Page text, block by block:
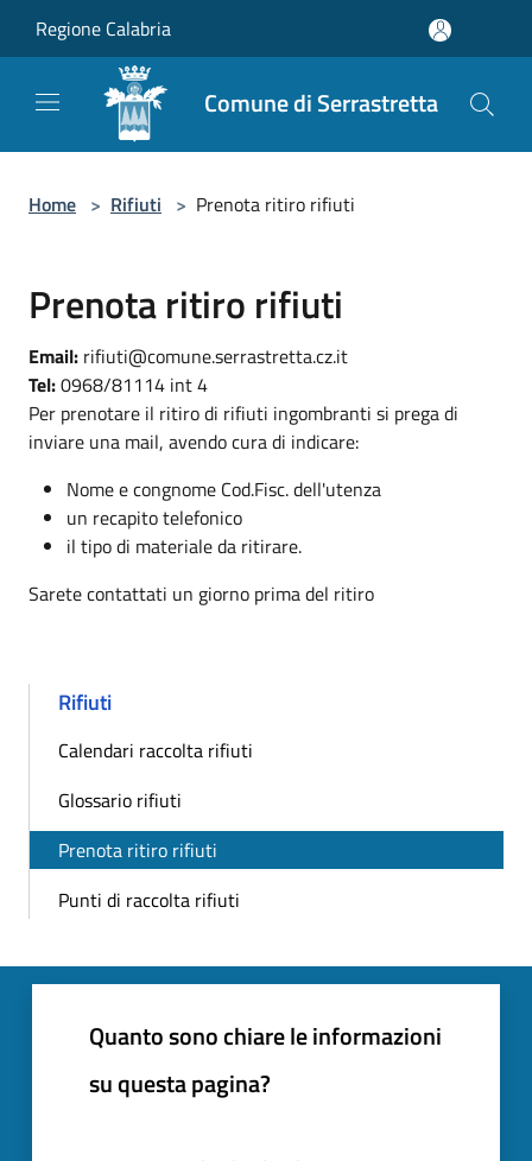
Regione Calabria
Comune di Serrastretta
Home > Rifiuti > Prenota ritiro rifiuti
Prenota ritiro rifiuti
Email: rifiuti@comune.serrastretta.cz.it
Tel:0968/81114 int 4
Per prenotare il ritiro di rifiuti ingombranti si prega di
inviare una mail, avendo cura di indicare:
Nome e congnome Cod.Fisc. dell'utenza
un recapito telefonico
il tipo di materiale da ritirare.
Sarete contattati un giorno prima del ritiro
Rifiuti
Calendari raccolta rifiuti
Glossario rifiuti
Prenota ritiro rifiuti
Punti di raccolta rifiuti
Quanto sono chiare le informazioni
su questa pagina?